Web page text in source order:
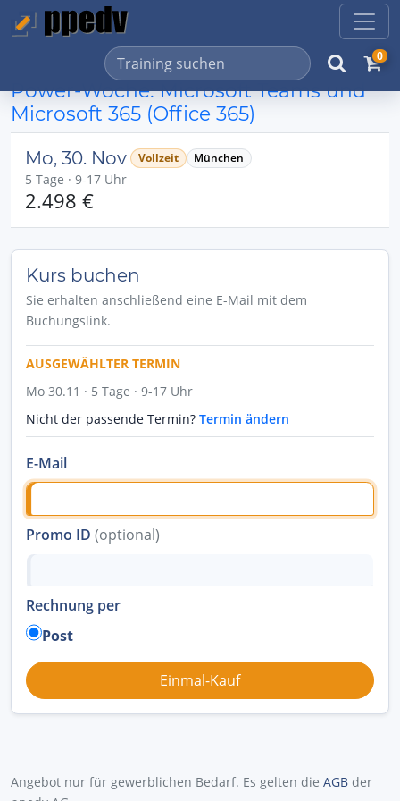
0
Power-Woche: Microsoft Teams und
Microsoft 365 (Office 365)
Mo, 30. Nov Vollzeit München
5 Tage · 9-17 Uhr
2.498 €
Kurs buchen
Sie erhalten anschließend eine E-Mail mit dem
Buchungslink.
AUSGEWÄHLTER TERMIN
Mo 30.11 · 5 Tage · 9-17 Uhr
Nicht der passende Termin? Termin ändern
E-Mail
Promo ID (optional)
Rechnung per
Post
Angebot nur für gewerblichen Bedarf. Es gelten die AGB der